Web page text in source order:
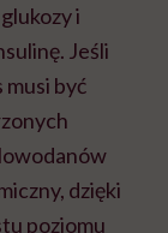
i
Jeśli
musi być
dzięki
poziomu